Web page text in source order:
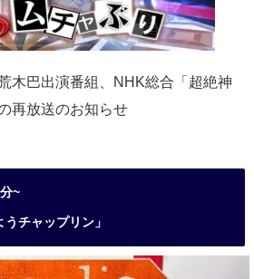
木巴出演番組、
NHK総合「超絶神
再放送のお知らせ
~
チャップリン」